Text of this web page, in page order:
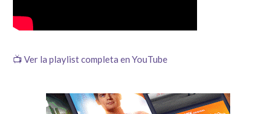
📺 Ver la playlist completa en YouTube